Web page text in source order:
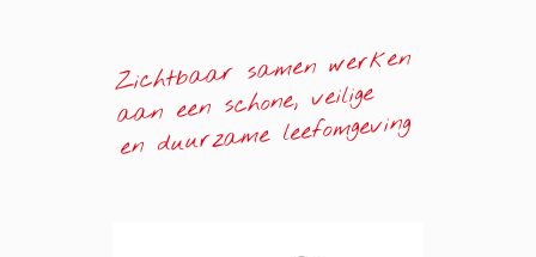
Zichtbaar samen werken
aan een schone, veilige
en duurzame leefomgeving